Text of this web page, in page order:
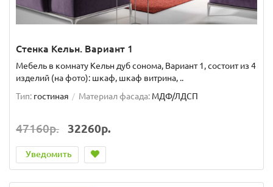
Стенка Кельн. Вариант 1
Мебель в комнату Кельн дуб сонома, Вариант 1, состоит из 4
изделий (на фото): шкаф, шкаф витрина, ..
Тип: гостиная Материал фасада: МДФ/ЛДСП
47160р. 32260р.
Уведомить